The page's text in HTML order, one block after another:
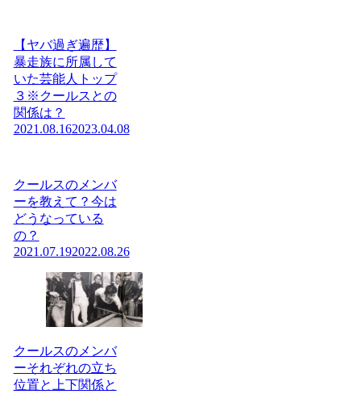
【ヤバ過ぎ遍歴】
暴走族に所属して
いた芸能人トップ
３※クールスとの
関係は？
2021.08.162023.04.08
クールスのメンバ
ーを教えて？今は
どうなっている
の？
2021.07.192022.08.26
クールスのメンバ
ーそれぞれの立ち
位置と上下関係と